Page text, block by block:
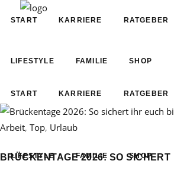
START KARRIERE RATGEBER
LIFESTYLE FAMILIE SHOP
START KARRIERE RATGEBER
LIFESTYLE FAMILIE SHOP
Arbeit, Top, Urlaub
BRÜCKENTAGE 2026: SO